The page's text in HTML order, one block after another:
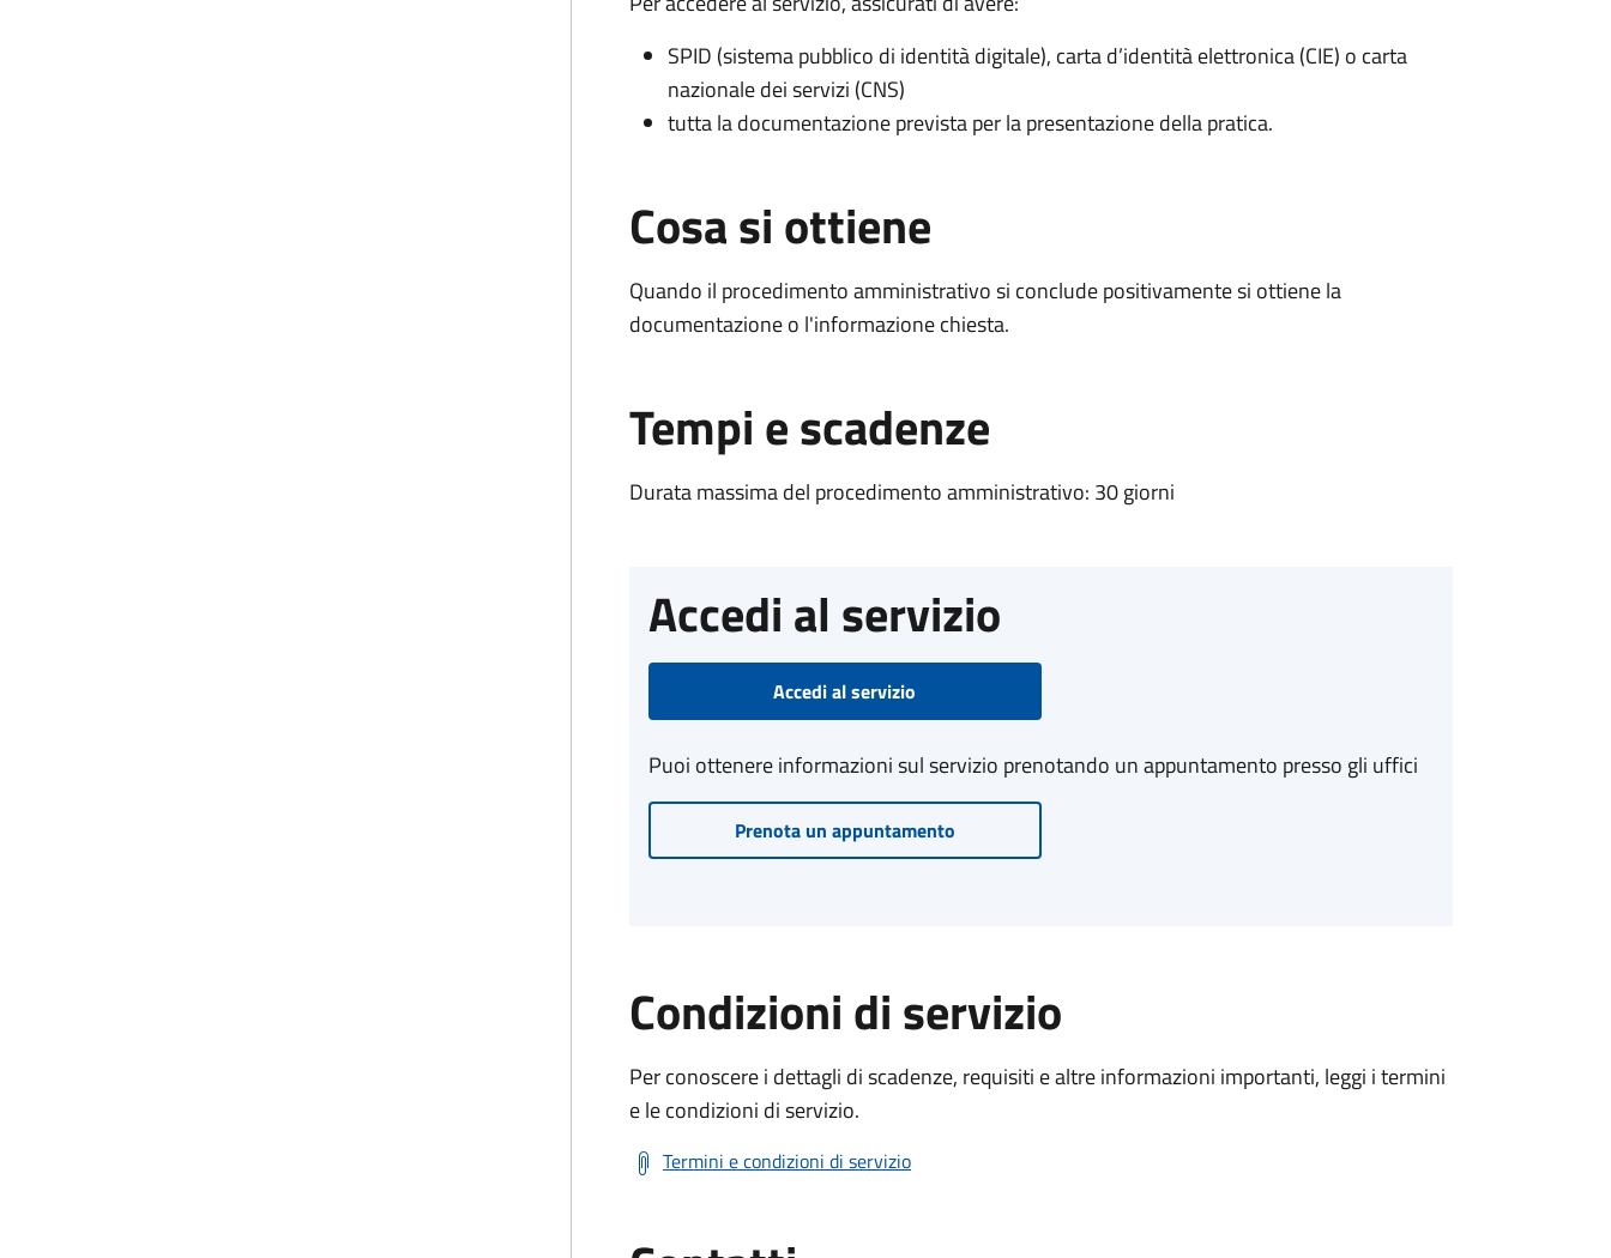
SPID (sistema pubblico di identità digitale), carta d’identità elettronica (CIE) o carta
nazionale dei servizi (CNS)
tutta la documentazione prevista per la presentazione della pratica.
Cosa si ottiene
Quando il procedimento amministrativo si conclude positivamente si ottiene la
documentazione o l'informazione chiesta.
Tempi e scadenze
Durata massima del procedimento amministrativo: 30 giorni
Accedi al servizio
Accedi al servizio
Puoi ottenere informazioni sul servizio prenotando un appuntamento presso gli uffici
Prenota un appuntamento
Condizioni di servizio
Per conoscere i dettagli di scadenze, requisiti e altre informazioni importanti, leggi i termini
e le condizioni di servizio.
Termini e condizioni di servizio